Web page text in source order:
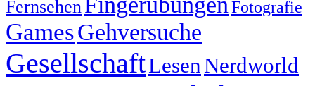
Fernsehen Fotografie
GamesGehversuche
GesellschaftLesenNerdworld